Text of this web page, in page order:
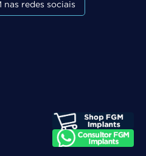
nas redes sociais